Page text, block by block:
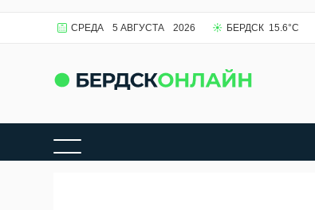
СРЕДА 5 АВГУСТА 2026 БЕРДСК 15.6°C